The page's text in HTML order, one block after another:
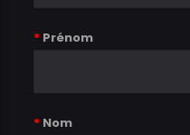
* Prénom
* Nom